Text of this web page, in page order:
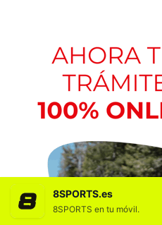
8SPORTS.es
8SPORTS en tu móvil.